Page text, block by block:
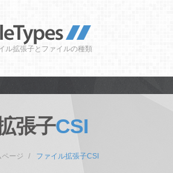
ル拡張子とファイルの種類
張子CSI
ページ ファイル拡張子CSI